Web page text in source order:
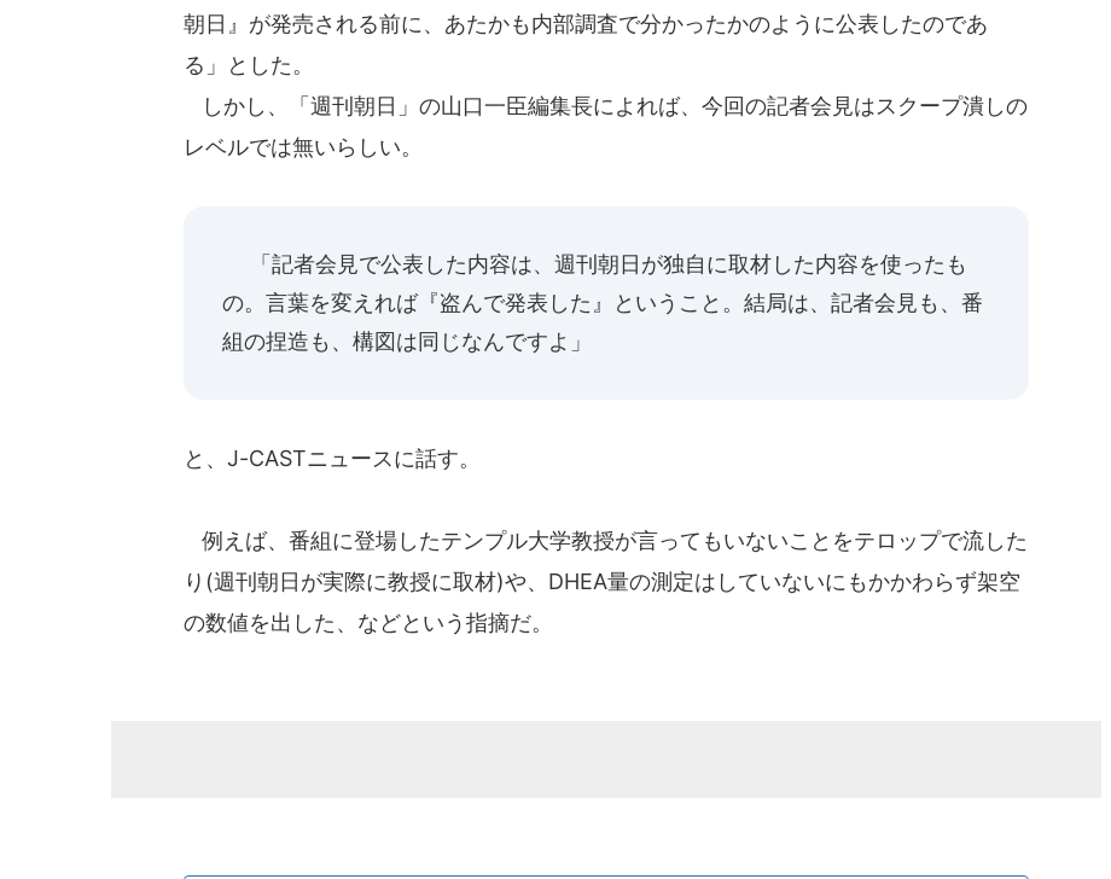
朝日』が発売される前に、あたかも内部調査で分かったかのように公表したのであ
る」とした。
しかし、「週刊朝日」の山口一臣編集長によれば、今回の記者会見はスクープ潰しの
レベルでは無いらしい。
「記者会見で公表した内容は、週刊朝日が独自に取材した内容を使ったも
の。言葉を変えれば『盗んで発表した』ということ。結局は、記者会見も、番
組の捏造も、構図は同じなんですよ」
と、J-CASTニュースに話す。
例えば、番組に登場したテンプル大学教授が言ってもいないことをテロップで流した
り(週刊朝日が実際に教授に取材)や、DHEA量の測定はしていないにもかかわらず架空
の数値を出した、などという指摘だ。